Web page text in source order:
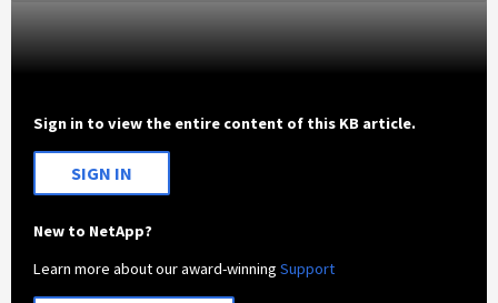
Sign in to view the entire content of this KB article.
SIGN IN
New to NetApp?
Learn more about our award-winningSupport